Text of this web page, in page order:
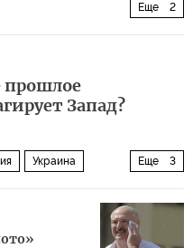
Еще 2
прошлое
Запад?
Еще 3
Украина